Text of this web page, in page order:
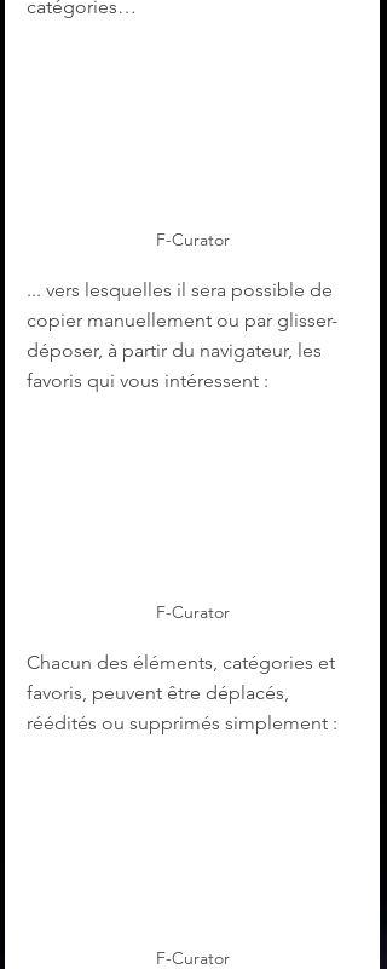
catégories…
F-Curator
... vers lesquelles il sera possible de
copier manuellement ou par glisser-
déposer, à partir du navigateur, les
favoris qui vous intéressent :
F-Curator
Chacun des éléments, catégories et
favoris, peuvent être déplacés,
réédités ou supprimés simplement :
F-Curator